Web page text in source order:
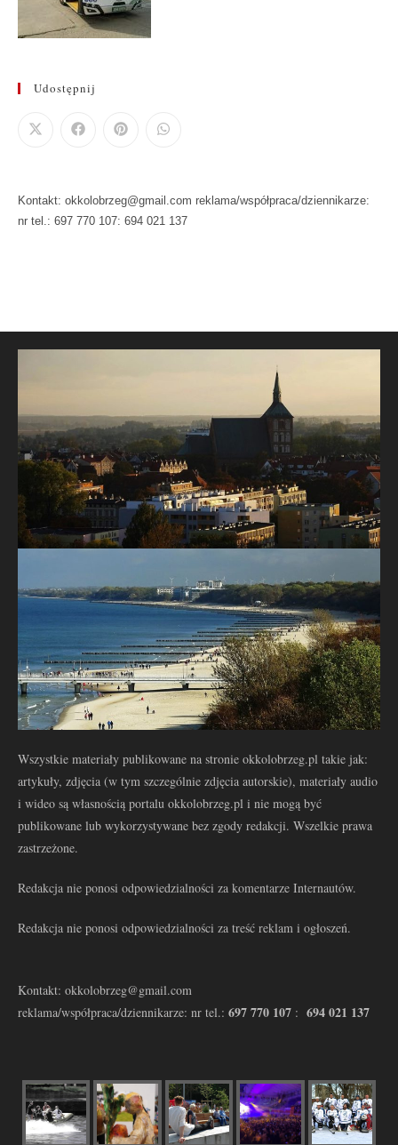
Udostępnij
Kontakt: okkolobrzeg@gmail.com reklama/współpraca/dziennikarze:
nr tel.: 697 770 107: 694 021 137
Wszystkie materiały publikowane na stronie okkolobrzeg.pl takie jak:
artykuły, zdjęcia (w tym szczególnie zdjęcia autorskie), materiały audio
i wideo są własnością portalu okkolobrzeg.pl i nie mogą być
publikowane lub wykorzystywane bez zgody redakcji. Wszelkie prawa
zastrzeżone.
Redakcja nie ponosi odpowiedzialności za komentarze Internautów.
Redakcja nie ponosi odpowiedzialności za treść reklam i ogłoszeń.
Kontakt: okkolobrzeg@gmail.com
reklama/współpraca/dziennikarze: nr tel.: 697 770 107 : 694 021 137